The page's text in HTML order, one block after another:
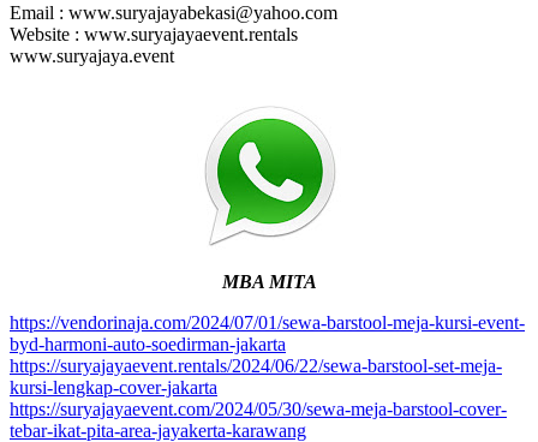
Email : www.suryajayabekasi@yahoo.com
Website : www.suryajayaevent.rentals
www.suryajaya.event
MBA MITA
https://vendorinaja.com/2024/07/01/sewa-barstool-meja-kursi-event-
byd-harmoni-auto-soedirman-jakarta
https://suryajayaevent.rentals/2024/06/22/sewa-barstool-set-meja-
kursi-lengkap-cover-jakarta
https://suryajayaevent.com/2024/05/30/sewa-meja-barstool-cover-
tebar-ikat-pita-area-jayakerta-karawang